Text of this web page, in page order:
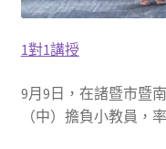
1對1講授
9月9日，在諸暨市暨
（中）擔負小教員，